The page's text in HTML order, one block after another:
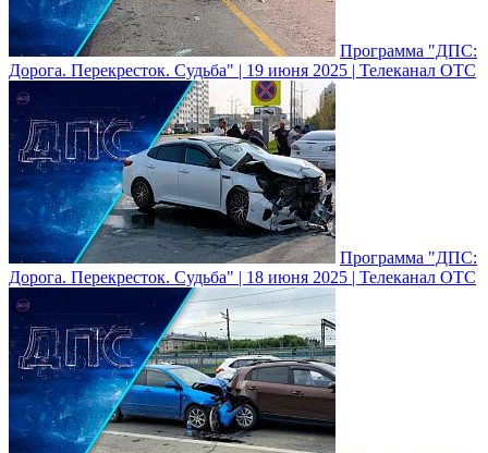
Программа "ДПС:
Дорога. Перекресток. Судьба" | 19 июня 2025 | Телеканал ОТС
Программа "ДПС:
Дорога. Перекресток. Судьба" | 18 июня 2025 | Телеканал ОТС